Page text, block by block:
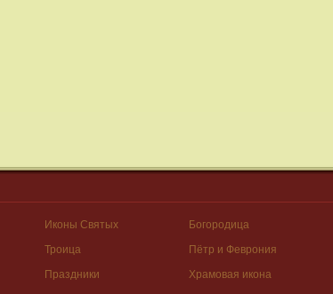
Иконы Святых Богородица
Троица Пётр и Феврония
Праздники Храмовая икона